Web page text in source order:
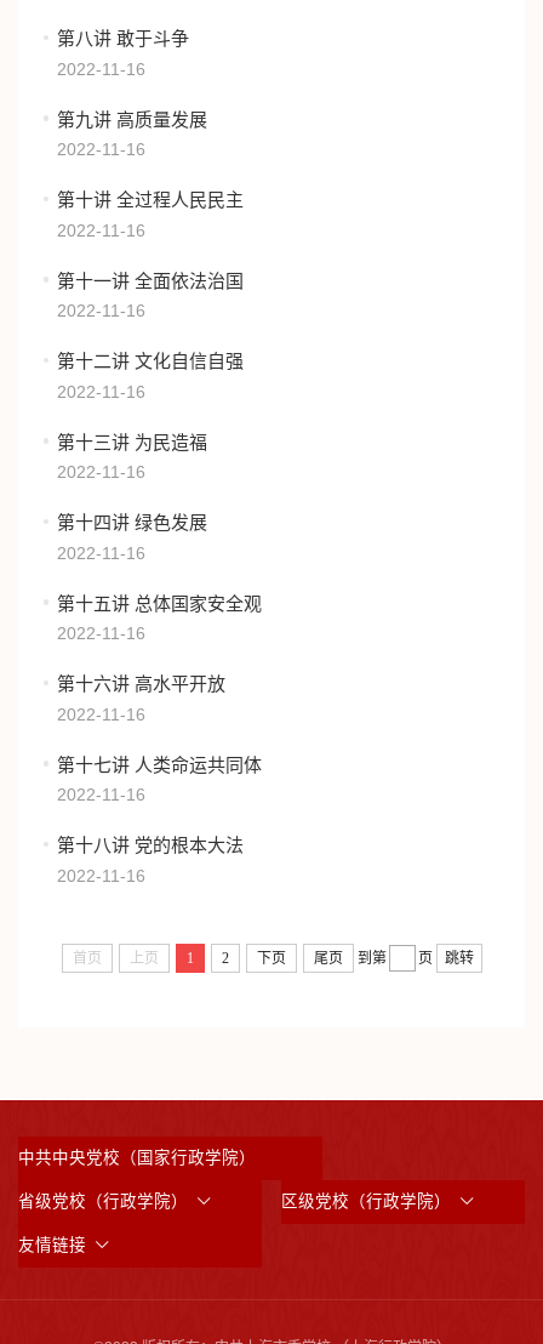
第八讲 敢于斗争
2022-11-16
第九讲 高质量发展
2022-11-16
第十讲 全过程人民民主
2022-11-16
第十一讲 全面依法治国
2022-11-16
第十二讲 文化自信自强
2022-11-16
第十三讲 为民造福
2022-11-16
第十四讲 绿色发展
2022-11-16
第十五讲 总体国家安全观
2022-11-16
第十六讲 高水平开放
2022-11-16
第十七讲 人类命运共同体
2022-11-16
第十八讲 党的根本大法
2022-11-16
首页 上页 1 2 下页 尾页 到第 页 跳转
中共中央党校（国家行政学院）
省级党校（行政学院） 区级党校（行政学院）
友情链接